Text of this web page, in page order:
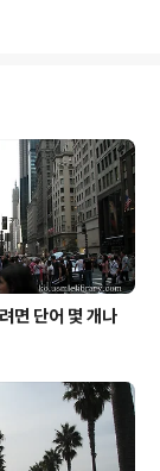
면 단어 몇 개나